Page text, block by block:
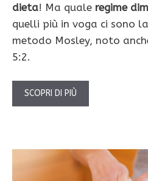
dieta! Ma quale regime
quelli più in voga ci sono
metodo Mosley, noto
5:2.
SCOPRI DI PIÙ